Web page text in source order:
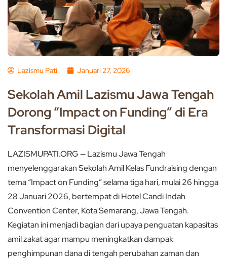
Lazismu Pati Januari 27, 2026
Sekolah Amil Lazismu Jawa Tengah
Dorong “Impact on Funding” di Era
Transformasi Digital
LAZISMUPATI.ORG — Lazismu Jawa Tengah
menyelenggarakan Sekolah Amil Kelas Fundraising dengan
tema “Impact on Funding” selama tiga hari, mulai 26 hingga
28 Januari 2026, bertempat di Hotel Candi Indah
Convention Center, Kota Semarang, Jawa Tengah.
Kegiatan ini menjadi bagian dari upaya penguatan kapasitas
amil zakat agar mampu meningkatkan dampak
penghimpunan dana di tengah perubahan zaman dan